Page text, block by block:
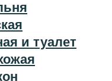
и туалет